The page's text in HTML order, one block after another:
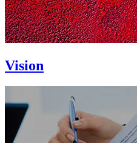
Vision